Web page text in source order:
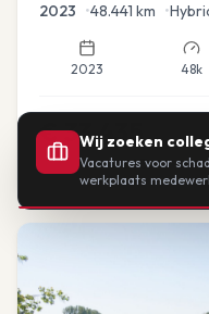
2023 •48.441 km •
2023 48k
€33.435
of vanaf: €693/mnd
Wij zoeken
Vacatures voor
werkplaats